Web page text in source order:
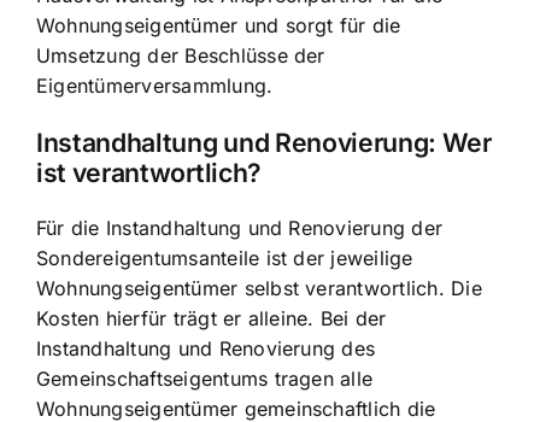
Wohnungseigentümer und sorgt für die
Umsetzung der Beschlüsse der
Eigentümerversammlung.
Instandhaltung und Renovierung: Wer
ist verantwortlich?
Für die Instandhaltung und Renovierung der
Sondereigentumsanteile ist der jeweilige
Wohnungseigentümer selbst verantwortlich. Die
Kosten hierfür trägt er alleine. Bei der
Instandhaltung und Renovierung des
Gemeinschaftseigentums tragen alle
Wohnungseigentümer gemeinschaftlich die